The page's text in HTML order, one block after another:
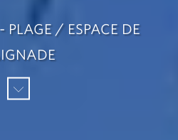
PLAGE / ESPACE DE